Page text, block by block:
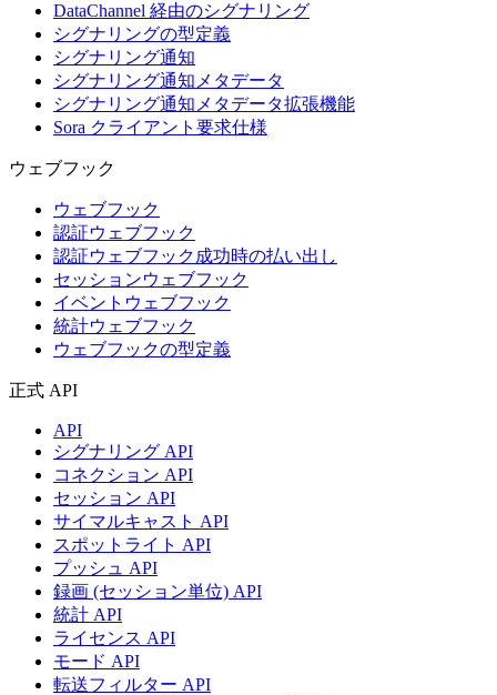
DataChannel 経由のシグナリング
シグナリングの型定義
シグナリング通知
シグナリング通知メタデータ
シグナリング通知メタデータ拡張機能
Sora クライアント要求仕様
ウェブフック
ウェブフック
認証ウェブフック
認証ウェブフック成功時の払い出し
セッションウェブフック
イベントウェブフック
統計ウェブフック
ウェブフックの型定義
正式 API
API
シグナリング API
コネクション API
セッション API
サイマルキャスト API
スポットライト API
プッシュ API
録画 (セッション単位) API
統計 API
ライセンス API
モード API
転送フィルター API